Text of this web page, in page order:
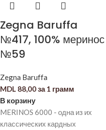
Zegna Baruffa
№417, 100% меринос
№59
Zegna Baruffa
MDL 88,00за 1 грамм
В корзину
MERINOS 6000 - одна из их
классических кардных